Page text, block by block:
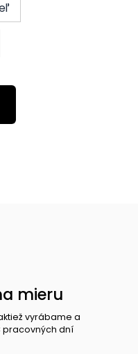
mieru
vyrábame a
dní